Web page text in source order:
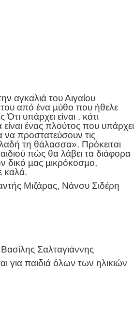
αγκαλιά του Αιγαίου
από ένα µύθο που ήθελε
υπάρχει είναι . κάτι
ένας πλούτος που υπάρχει
να προστατεύσουν τις
τη θάλασσα». Πρόκειται
πώς θα λάβει τα διάφορα
δικό µας µικρόκοσµο,
καλά.
Μιζάρας, Νάνσυ Σιδέρη
Σαλταγιάννης
παιδιά όλων των ηλικιών